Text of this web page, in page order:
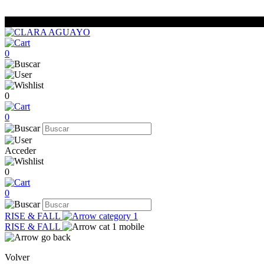
0
0
0
Acceder
0
0
RISE & FALL
RISE & FALL
Volver